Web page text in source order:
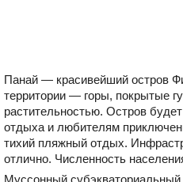
Панай — красивейший остров
территории — горы, покрытые
растительностью. Остров
отдыха и любителям
тихий пляжный отдых.
отлично. Численность